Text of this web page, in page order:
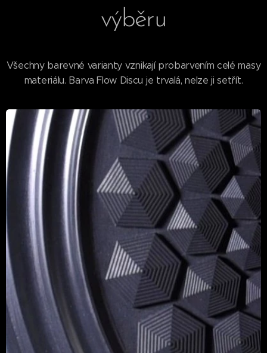
výběru
Všechny barevné varianty vznikají probarvením celé masy
materiálu. Barva Flow Discu je trvalá, nelze ji setřít.